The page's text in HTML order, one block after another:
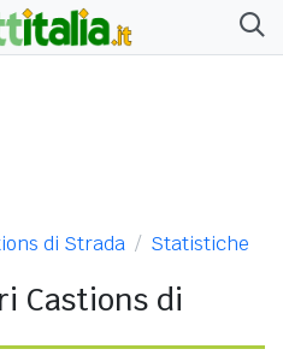
di Strada Statistiche
Castions di